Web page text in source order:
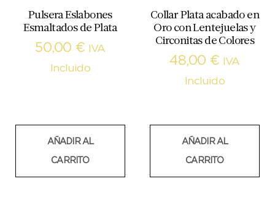
Pulsera Eslabones
Esmaltados de Plata
50,00 €
IVA
Incluido
AÑADIR AL
CARRITO
Collar Plata acabado en
Oro con Lentejuelas y
Circonitas de Colores
48,00 €
IVA
Incluido
AÑADIR AL
CARRITO